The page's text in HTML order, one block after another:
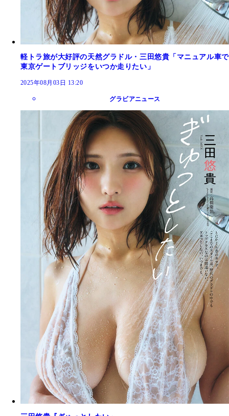
軽トラ旅が大好評の天然グラドル・三田悠貴「マニュアル車で
東京ゲートブリッジをいつか走りたい」
2025年08月03日 13:20
グラビアニュース